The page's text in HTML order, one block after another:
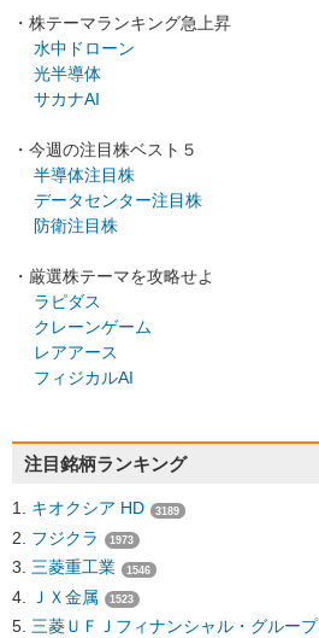
・株テーマランキング急上昇
水中ドローン
光半導体
サカナAI
・今週の注目株ベスト５
半導体注目株
データセンター注目株
防衛注目株
・厳選株テーマを攻略せよ
ラピダス
クレーンゲーム
レアアース
フィジカルAI
注目銘柄ランキング
キオクシア HD 3189
フジクラ 1973
三菱重工業 1546
ＪＸ金属 1523
三菱ＵＦＪフィナンシャル・グループ